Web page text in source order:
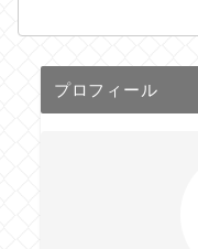
プロフィール